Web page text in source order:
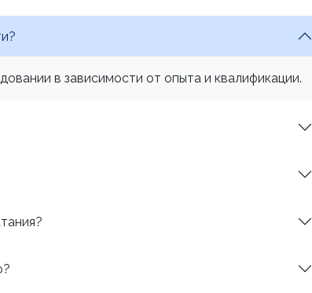
в зависимости от опыта и квалификации.